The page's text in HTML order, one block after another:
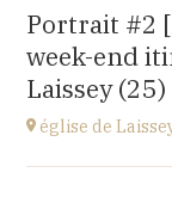
Stella Cinéma,
14 rue Juifs,
at14H30
Portrait #2
week-end
Laissey (25)
église de